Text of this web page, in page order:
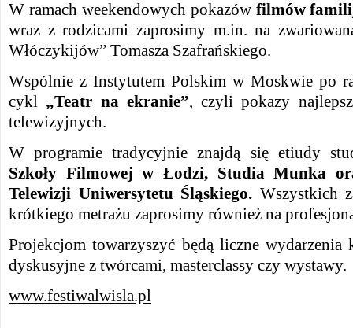
W ramach weekendowych pokazów filmów
wraz z rodzicami zaprosimy m.in. na
Włóczykijów” Tomasza Szafrańskiego.
Wspólnie z Instytutem Polskim w Moskwie po
cykl „Teatr na ekranie”, czyli pokazy
telewizyjnych.
W programie tradycyjnie znajdą się etiudy
Szkoły Filmowej w Łodzi, Studia Munka
Telewizji Uniwersytetu Śląskiego. Wszystkich
krótkiego metrażu zaprosimy również na
Projekcjom towarzyszyć będą liczne wydarzenia
dyskusyjne z twórcami, masterclassy czy wystawy.
www.festiwalwisla.pl